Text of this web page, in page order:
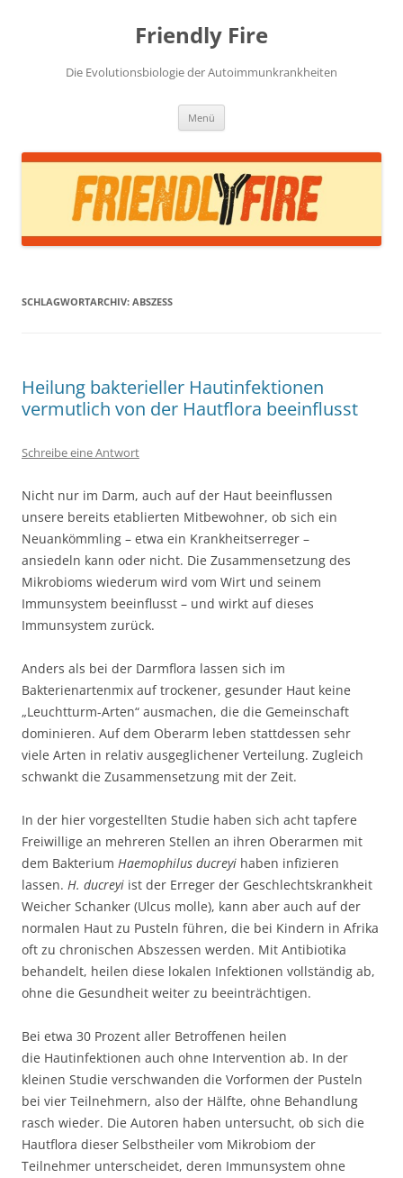
Friendly Fire
Die Evolutionsbiologie der Autoimmunkrankheiten
Menü
SCHLAGWORTARCHIV: ABSZESS
Heilung bakterieller Hautinfektionen
vermutlich von der Hautflora beeinflusst
Schreibe eine Antwort
Nicht nur im Darm, auch auf der Haut beeinflussen
unsere bereits etablierten Mitbewohner, ob sich ein
Neuankömmling – etwa ein Krankheitserreger –
ansiedeln kann oder nicht. Die Zusammensetzung des
Mikrobioms wiederum wird vom Wirt und seinem
Immunsystem beeinflusst – und wirkt auf dieses
Immunsystem zurück.
Anders als bei der Darmflora lassen sich im
Bakterienartenmix auf trockener, gesunder Haut keine
„Leuchtturm-Arten“ ausmachen, die die Gemeinschaft
dominieren. Auf dem Oberarm leben stattdessen sehr
viele Arten in relativ ausgeglichener Verteilung. Zugleich
schwankt die Zusammensetzung mit der Zeit.
In der hier vorgestellten Studie haben sich acht tapfere
Freiwillige an mehreren Stellen an ihren Oberarmen mit
dem Bakterium Haemophilus ducreyi haben infizieren
lassen. H. ducreyi ist der Erreger der Geschlechtskrankheit
Weicher Schanker (Ulcus molle), kann aber auch auf der
normalen Haut zu Pusteln führen, die bei Kindern in Afrika
oft zu chronischen Abszessen werden. Mit Antibiotika
behandelt, heilen diese lokalen Infektionen vollständig ab,
ohne die Gesundheit weiter zu beeinträchtigen.
Bei etwa 30 Prozent aller Betroffenen heilen
die Hautinfektionen auch ohne Intervention ab. In der
kleinen Studie verschwanden die Vorformen der Pusteln
bei vier Teilnehmern, also der Hälfte, ohne Behandlung
rasch wieder. Die Autoren haben untersucht, ob sich die
Hautflora dieser Selbstheiler vom Mikrobiom der
Teilnehmer unterscheidet, deren Immunsystem ohne